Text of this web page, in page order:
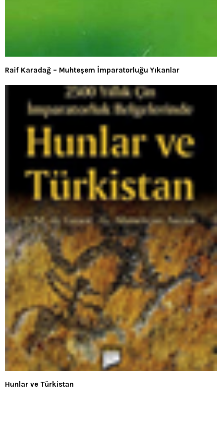
Raif Karadağ – Muhteşem İmparatorluğu Yıkanlar
Hunlar ve Türkistan